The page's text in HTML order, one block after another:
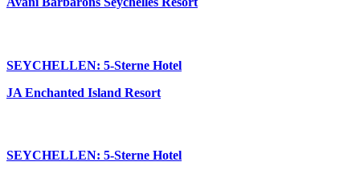
SEYCHELLEN: 5-Sterne Hotel
JA Enchanted Island Resort
SEYCHELLEN: 5-Sterne Hotel